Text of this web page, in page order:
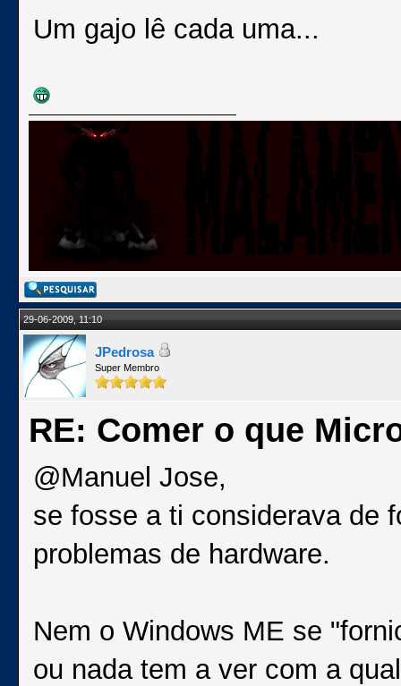
Um gajo lê cada uma...
29-06-2009, 11:10
JPedrosa
Super Membro
RE: Comer o que
@Manuel Jose,
se fosse a ti considerava de
problemas de hardware.
Nem o Windows ME se
ou nada tem a ver com a